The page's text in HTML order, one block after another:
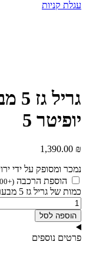
עגלת קניות
יופיטר 5
1,390.00 ₪
נמכר ומסופק על ידי
הוספת הרכבה (
+
כמות של גריל גז 5 מבערים +כירת צד דגם יופיטר 5
הוספה לסל
פרטים נוספים